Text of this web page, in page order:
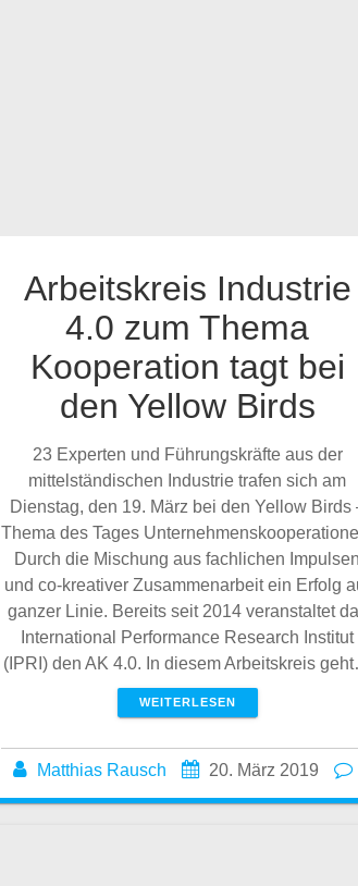
Arbeitskreis Industrie
4.0 zum Thema
Kooperation tagt bei
den Yellow Birds
23 Experten und Führungskräfte aus der
mittelständischen Industrie trafen sich am
Dienstag, den 19. März bei den Yellow Birds
Thema des Tages
Durch die Mischung aus fachlichen
und co-kreativer Zusammenarbeit ein Erfolg
ganzer Linie. Bereits seit 2014 veranstaltet
International Performance Research Institut
(IPRI) den AK 4.0. In diesem Arbeitskreis
WEITERLESEN
Matthias Rausch 20. März 2019